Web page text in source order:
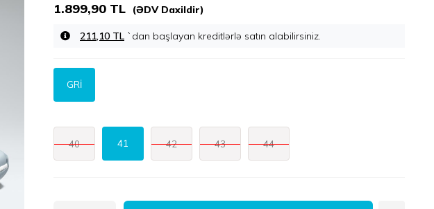
1.899,90 TL (ƏDV Daxildir)
211,10 TL `dan başlayan kreditlərlə
GRİ
40 41 42 43 44